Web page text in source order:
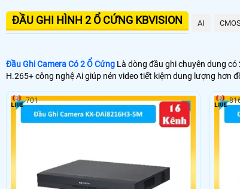
ĐẦU GHI HÌNH 2 Ổ CỨNG KBVISION AI
Đầu Ghi Camera Có 2 Ổ Cứng Là dòng đầu ghi chuyên dung
H.265+ công nghệ Ai giúp nén video tiết kiệm dung lượng hơn
701